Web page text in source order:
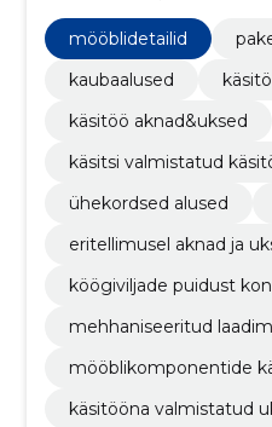
alused, puidust alused,
köögiviljade puidust
mööblidetailid
kaubaalused
käsitöö aknad&uksed
käsitsi valmistatud
ühekordsed alused
eritellimusel aknad ja
köögiviljade puidust
mehhaniseeritud
mööblikomponentide
käsitööna valmistatud